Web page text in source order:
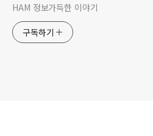
HAM 정보가득한 이야기
구독하기